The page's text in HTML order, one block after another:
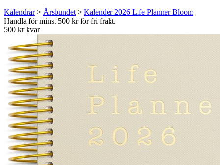
Kalendrar> Årsbundet > Kalender 2026 Life Planner Bloom
Handla för minst 500 kr för fri frakt.
500 kr kvar